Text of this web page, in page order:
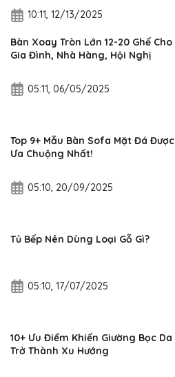
10:11, 12/13/2025
Bàn Xoay Tròn Lớn 12-20 Ghế Cho
Gia Đình, Nhà Hàng, Hội Nghị
05:11, 06/05/2025
Top 9+ Mẫu Bàn Sofa Mặt Đá Được
Ưa Chuộng Nhất!
05:10, 20/09/2025
Tủ Bếp Nên Dùng Loại Gỗ Gì?
05:10, 17/07/2025
10+ Ưu Điểm Khiến Giường Bọc Da
Trở Thành Xu Hướng